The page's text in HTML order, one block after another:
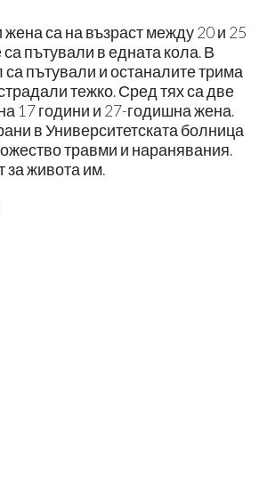
са на възраст между 20 и 25
пътували в едната кола. В
пътували и останалите трима
тежко. Сред тях са две
17 години и 27-годишна жена.
в Университетската болница
травми и наранявания.
за живота им.